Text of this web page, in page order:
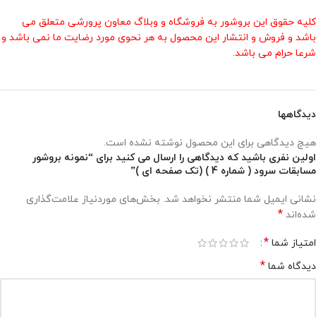
کلیه حقوق این بروشور به فروشگاه و وبلاگ معاون پرورشی متعلق می
باشد و فروش و انتشار این محصول به هر نحوی مورد رضایت ما نمی باشد و
شرعا حرام می باشد.
دیدگاهها
هیچ دیدگاهی برای این محصول نوشته نشده است.
اولین نفری باشید که دیدگاهی را ارسال می کنید برای “نمونه بروشور
مسابقات سرود ( شماره 4 ) (تک صفحه ای )”
نشانی ایمیل شما منتشر نخواهد شد. بخش‌های موردنیاز علامت‌گذاری
شده‌اند *
امتیاز شما *
دیدگاه شما *